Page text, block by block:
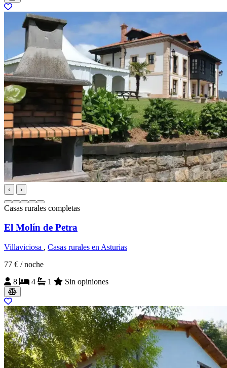
‹ ›
Casas rurales completas
El Molín de Petra
Villaviciosa , Casas rurales en Asturias
77 € / noche
8
4 1 Sin opiniones